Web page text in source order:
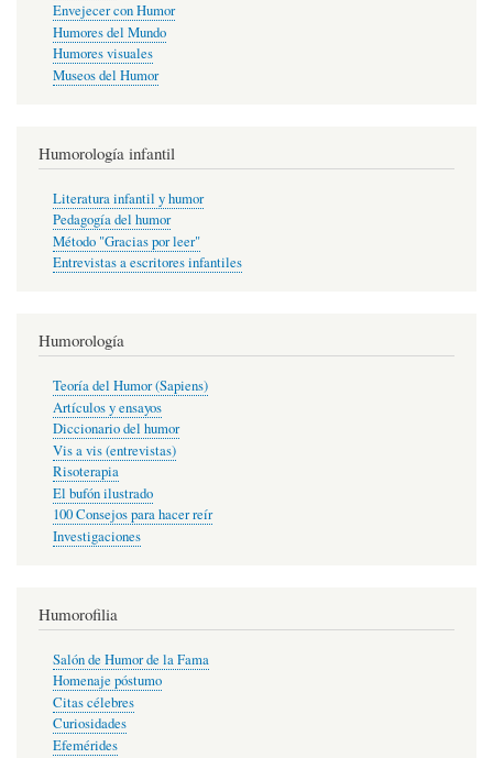
Envejecer con Humor
Humores del Mundo
Humores visuales
Museos del Humor
Humorología infantil
Literatura infantil y humor
Pedagogía del humor
Método "Gracias por leer"
Entrevistas a escritores infantiles
Humorología
Teoría del Humor (Sapiens)
Artículos y ensayos
Diccionario del humor
Vis a vis (entrevistas)
Risoterapia
El bufón ilustrado
100 Consejos para hacer reír
Investigaciones
Humorofilia
Salón de Humor de la Fama
Homenaje póstumo
Citas célebres
Curiosidades
Efemérides